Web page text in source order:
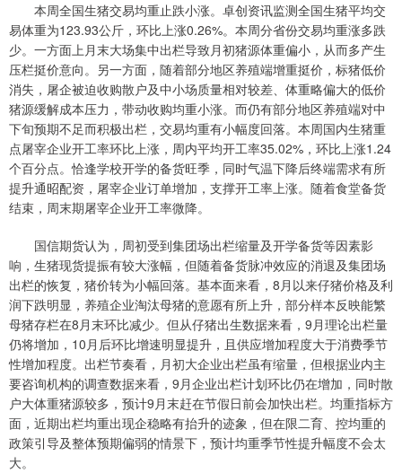
本周全国生猪交易均重止跌小涨。卓创资讯监测全国生猪平均交
易体重为123.93公斤，环比上涨0.26%。本周分省份交易均重涨多跌
少。一方面上月末大场集中出栏导致月初猪源体重偏小，从而多产生
压栏挺价意向。另一方面，随着部分地区养殖端增重挺价，标猪低价
消失，屠企被迫收购散户及中小场质量相对较差、体重略偏大的低价
猪源缓解成本压力，带动收购均重小涨。而仍有部分地区养殖端对中
下旬预期不足而积极出栏，交易均重有小幅度回落。本周国内生猪重
点屠宰企业开工率环比上涨，周内平均开工率35.02%，环比上涨1.24
个百分点。恰逢学校开学的备货旺季，同时气温下降后终端需求有所
提升通昭配资，屠宰企业订单增加，支撑开工率上涨。随着食堂备货
结束，周末期屠宰企业开工率微降。
国信期货认为，周初受到集团场出栏缩量及开学备货等因素影
响，生猪现货提振有较大涨幅，但随着备货脉冲效应的消退及集团场
出栏的恢复，猪价转为小幅回落。基本面来看，8月以来仔猪价格及利
润下跌明显，养殖企业淘汰母猪的意愿有所上升，部分样本反映能繁
母猪存栏在8月末环比减少。但从仔猪出生数据来看，9月理论出栏量
仍将增加，10月后环比增速明显提升，且供应增加程度大于消费季节
性增加程度。出栏节奏看，月初大企业出栏虽有缩量，但根据业内主
要咨询机构的调查数据来看，9月企业出栏计划环比仍在增加，同时散
户大体重猪源较多，预计9月末赶在节假日前会加快出栏。均重指标方
面，近期出栏均重出现企稳略有抬升的迹象，但在限二育、控均重的
政策引导及整体预期偏弱的情景下，预计均重季节性提升幅度不会太
大。